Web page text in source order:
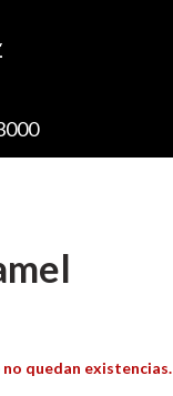
quedan existencias.